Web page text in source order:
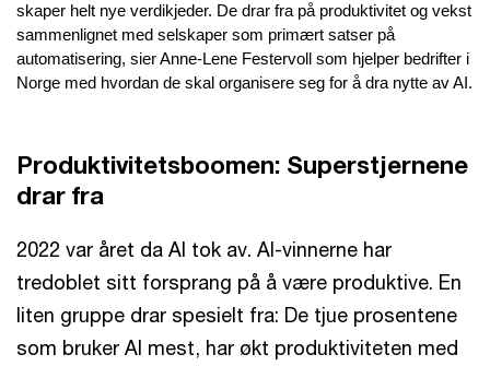
skaper helt nye verdikjeder. De drar fra på produktivitet og vekst
sammenlignet med selskaper som primært satser på
automatisering, sier Anne-Lene Festervoll som hjelper bedrifter i
Norge med hvordan de skal organisere seg for å dra nytte av AI.
Produktivitetsboomen: Superstjernene
drar fra
2022 var året da AI tok av. AI-vinnerne har
tredoblet sitt forsprang på å være produktive. En
liten gruppe drar spesielt fra: De tjue prosentene
som bruker AI mest, har økt produktiviteten med